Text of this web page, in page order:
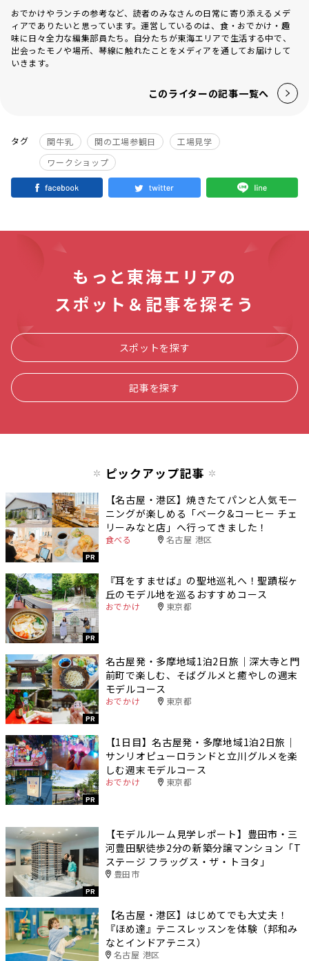
おでかけやランチの参考など、読者のみなさんの日常に寄り添えるメデ
ィアでありたいと思っています。運営しているのは、食・おでかけ・趣
味に日々全力な編集部員たち。自分たちが東海エリアで生活する中で、
出会ったモノや場所、琴線に触れたことをメディアを通してお届けして
いきます。
このライターの記事一覧へ
タグ 関牛乳 関の工場参観日
工場見学
ワークショップ
もっと東海エリアの
スポット＆記事を探そう
スポットを探す
記事を探す
ピックアップ記事
PR
【名古屋・港区】焼きたてパンと人気モー
ニングが楽しめる「ベーク&コーヒー チェ
リーみなと店」へ行ってきました！
食べる 名古屋 港区
PR
『耳をすませば』の聖地巡礼へ！聖蹟桜ヶ
丘のモデル地を巡るおすすめコース
おでかけ 東京都
PR
名古屋発・多摩地域1泊2日旅｜深大寺と門
前町で楽しむ、そばグルメと癒やしの週末
モデルコース
おでかけ 東京都
PR
【1日目】名古屋発・多摩地域1泊2日旅｜
サンリオピューロランドと立川グルメを楽
しむ週末モデルコース
おでかけ 東京都
PR
【モデルルーム見学レポート】豊田市・三
河豊田駅徒歩2分の新築分譲マンション「T
ステージ フラッグス・ザ・トヨタ」
豊田市
【名古屋・港区】はじめてでも大丈夫！
『ほめ達』テニスレッスンを体験（邦和み
なとインドアテニス）
名古屋 港区